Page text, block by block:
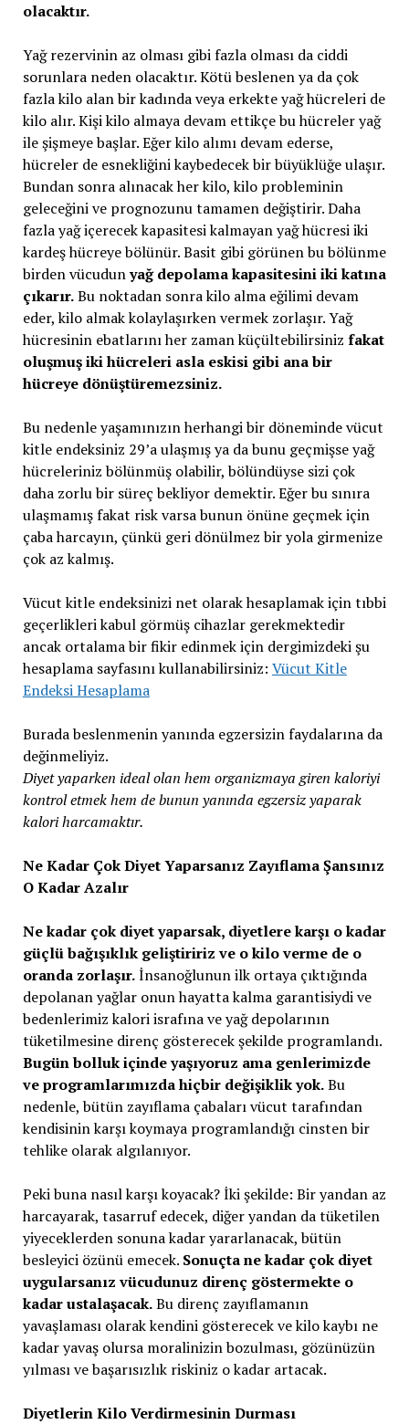
olacaktır.
Yağ rezervinin az olması gibi fazla olması da ciddi
sorunlara neden olacaktır. Kötü beslenen ya da çok
fazla kilo alan bir kadında veya erkekte yağ hücreleri de
kilo alır. Kişi kilo almaya devam ettikçe bu hücreler yağ
ile şişmeye başlar. Eğer kilo alımı devam ederse,
hücreler de esnekliğini kaybedecek bir büyüklüğe ulaşır.
Bundan sonra alınacak her kilo, kilo probleminin
geleceğini ve prognozunu tamamen değiştirir. Daha
fazla yağ içerecek kapasitesi kalmayan yağ hücresi iki
kardeş hücreye bölünür. Basit gibi görünen bu bölünme
birden vücudunyağ depolama kapasitesini iki katına
çıkarır.Bu noktadan sonra kilo alma eğilimi devam
eder, kilo almak kolaylaşırken vermek zorlaşır. Yağ
hücresinin ebatlarını her zaman küçültebilirsiniz fakat
oluşmuş iki hücreleri asla eskisi gibi ana bir
hücreye dönüştüremezsiniz.
Bu nedenle yaşamınızın herhangi bir döneminde vücut
kitle endeksiniz 29’a ulaşmış ya da bunu geçmişse yağ
hücreleriniz bölünmüş olabilir, bölündüyse sizi çok
daha zorlu bir süreç bekliyor demektir. Eğer bu sınıra
ulaşmamış fakat risk varsa bunun önüne geçmek için
çaba harcayın, çünkü geri dönülmez bir yola girmenize
çok az kalmış.
Vücut kitle endeksinizi net olarak hesaplamak için tıbbi
geçerlikleri kabul görmüş cihazlar gerekmektedir
ancak ortalama bir fikir edinmek için dergimizdeki şu
hesaplama sayfasını kullanabilirsiniz: Vücut Kitle
Endeksi Hesaplama
Burada beslenmenin yanında egzersizin faydalarına da
değinmeliyiz.
Diyet yaparken ideal olan hem organizmaya giren kaloriyi
kontrol etmek hem de bunun yanında egzersiz yaparak
kalori harcamaktır.
Ne Kadar Çok Diyet Yaparsanız Zayıflama Şansınız
O Kadar Azalır
Ne kadar çok diyet yaparsak, diyetlere karşı o kadar
güçlü bağışıklık geliştiririz ve o kilo verme de o
oranda zorlaşır.İnsanoğlunun ilk ortaya çıktığında
depolanan yağlar onun hayatta kalma garantisiydi ve
bedenlerimiz kalori israfına ve yağ depolarının
tüketilmesine direnç gösterecek şekilde programlandı.
Bugün bolluk içinde yaşıyoruz ama genlerimizde
ve programlarımızda hiçbir değişiklik yok.Bu
nedenle, bütün zayıflama çabaları vücut tarafından
kendisinin karşı koymaya programlandığı cinsten bir
tehlike olarak algılanıyor.
Peki buna nasıl karşı koyacak? İki şekilde: Bir yandan az
harcayarak, tasarruf edecek, diğer yandan da tüketilen
yiyeceklerden sonuna kadar yararlanacak, bütün
besleyici özünü emecek. Sonuçta ne kadar çok diyet
uygularsanız vücudunuz direnç göstermekte o
kadar ustalaşacak.Bu direnç zayıflamanın
yavaşlaması olarak kendini gösterecek ve kilo kaybı ne
kadar yavaş olursa moralinizin bozulması, gözünüzün
yılması ve başarısızlık riskiniz o kadar artacak.
Diyetlerin Kilo Verdirmesinin Durması